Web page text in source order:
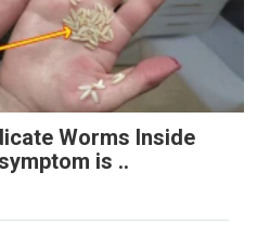
Worms Inside
is ..